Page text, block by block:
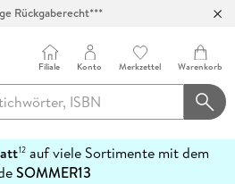
Rückgaberecht***
Filiale Konto Merkzettel Warenkorb
12auf viele Sortimente mit dem
SOMMER13